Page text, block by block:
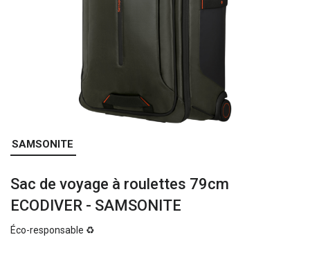
Skip
to
beginning
of
the
images
SAMSONITE
Sac de voyage à roulettes 79cm
ECODIVER - SAMSONITE
Éco-responsable ♻️